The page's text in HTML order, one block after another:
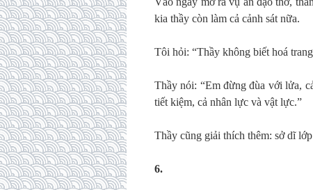
kia thầy còn làm cả cảnh sát nữa.
Tôi hỏi: “Thầy không biết hoá
Thầy nói: “Em đừng đùa với lửa,
tiết kiệm, cả nhân lực và vật lực.”
Thầy cũng giải thích thêm: sở dĩ
6.